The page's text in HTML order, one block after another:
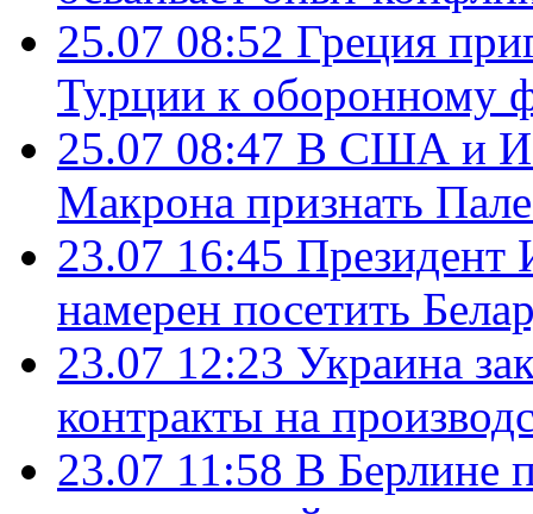
25.07 08:52 Греция
Турции к оборонному
25.07 08:47 В США и
Макрона признать
23.07 16:45 Президент
намерен посетить
23.07 12:23 Украина
контракты на
23.07 11:58 В Берлине